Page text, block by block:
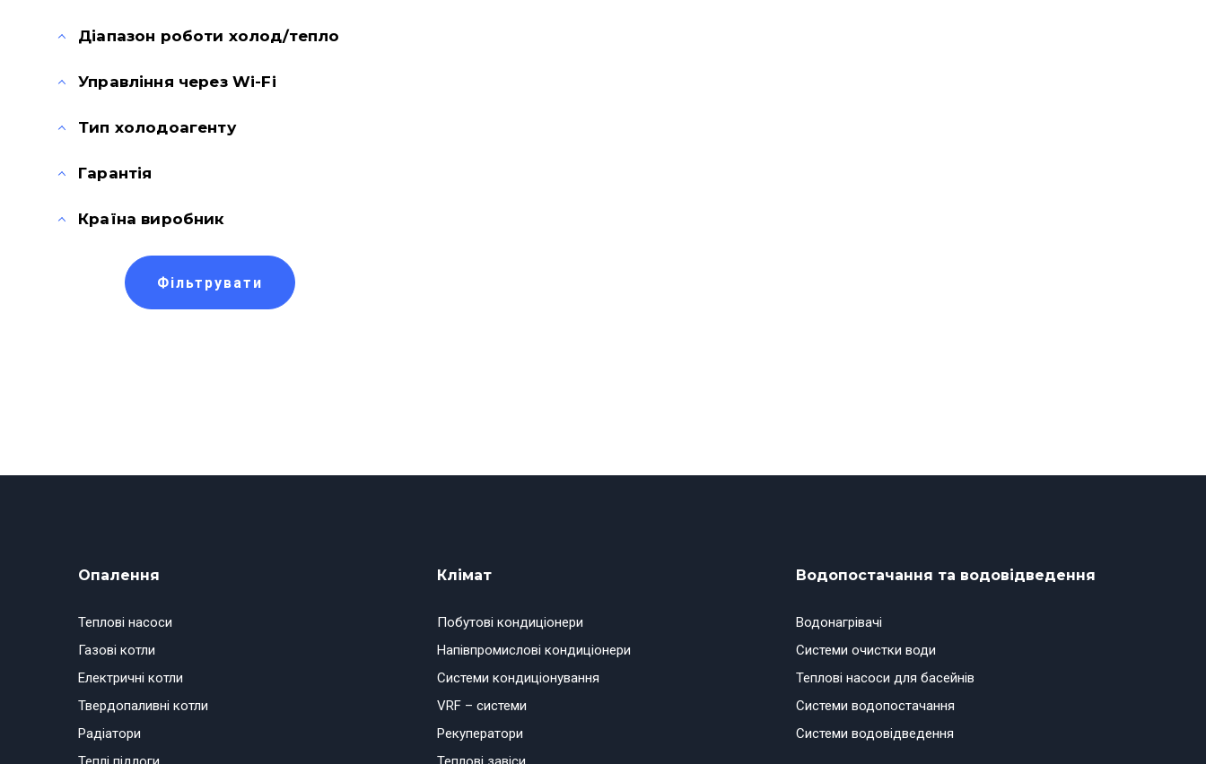
Діапазон роботи холод/тепло
Управління через Wi-Fi
Тип холодоагенту
Гарантія
Країна виробник
Фільтрувати
Опалення
Теплові насоси
Газові котли
Електричні котли
Твердопаливні котли
Радіатори
Клімат
Побутові кондиціонери
Напівпромислові кондиціонери
Системи кондиціонування
VRF – системи
Рекуператори
Водопостачання та водовідведення
Водонагрівачі
Системи очистки води
Теплові насоси для басейнів
Системи водопостачання
Системи водовідведення